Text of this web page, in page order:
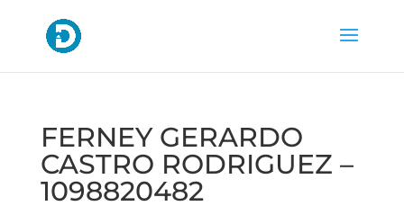
FERNEY GERARDO
CASTRO RODRIGUEZ –
1098820482